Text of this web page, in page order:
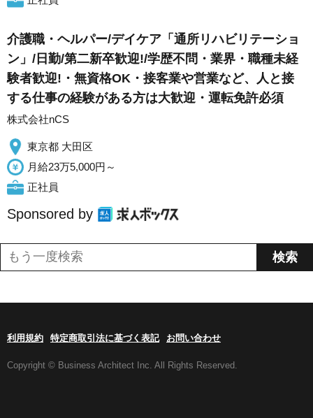
介護職・ヘルパー/デイケア「通所リハビリテーショ
ン」/日勤/第二新卒歓迎!/学歴不問・業界・職種未経
験者歓迎!・無資格OK・接客業や営業など、人と接
する仕事の経験がある方は大歓迎・運転免許必須
株式会社nCS
東京都 大田区
月給23万5,000円～
正社員
Sponsored by
利用規約 特定商取引法に基づく表記 お問い合わせ
Copyright © Business Architect Inc. All Rights Reserved.